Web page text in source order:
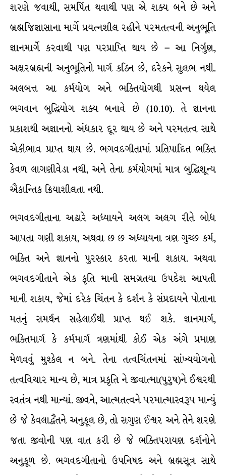
શરણે જવાથી, સમર્પિત થવાથી પણ એ શક્ય બને છે અને
બ્રહ્મજિજ્ઞાસાના માર્ગે પ્રયત્નશીલ રહીને પરમતત્વની અનુભૂતિ
જ્ઞાનમાર્ગે કરવાથી પણ પરપ્રાપ્તિ થાય છે – આ નિર્ગુણ,
અક્ષરબ્રહ્મની અનુભૂતિનો માર્ગ કઠિન છે, દરેકને સુલભ નથી.
અલબત્ત આ કર્મયોગ અને ભક્તિયોગથી પ્રસન્ન થયેલ
ભગવાન બુદ્ધિયોગ શક્ય બનાવે છે (10.10). તે જ્ઞાનના
પ્રકાશથી અજ્ઞાનનો અંધકાર દૂર થાય છે અને પરમતત્વ સાથે
એકીભાવ પ્રાપ્ત થાય છે. ભગવદગીતામાં પ્રતિપાદિત ભક્તિ
કેવળ લાગણીવેડા નથી, અને તેના કર્મયોગમાં માત્ર બુદ્ધિશૂન્ય
ઐકાન્તિક ક્રિયાશીલતા નથી.
ભગવદગીતાના અઢારે અધ્યાયને અલગ અલગ રીતે બોધ
આપતા ગણી શકાય, અથવા છ છ અધ્યાયના ત્રણ ગુચ્છ કર્મ,
ભક્તિ અને જ્ઞાનનો પુરસ્કાર કરતા માની શકાય. અથવા
ભગવદગીતાને એક કૃતિ માની સમગ્રતયા ઉપદેશ આપતી
માની શકાય, જેમાં દરેક ચિંતન કે દર્શન કે સંપ્રદાયને પોતાના
મતનું સમર્થન સહેલાઈથી પ્રાપ્ત થઈ શકે. જ્ઞાનમાર્ગ,
ભક્તિમાર્ગ કે કર્મમાર્ગ ત્રણમાંથી કોઈ એક અંગે પ્રમાણ
મેળવવું મુશ્કેલ ન બને. તેના તત્વચિંતનમાં સાંખ્યયોગનો
તત્વવિચાર માન્ય છે, માત્ર પ્રકૃતિ ને જીવાત્મા(પુરુષ)ને ઈશ્વરથી
સ્વતંત્ર નથી માન્યાં. જીવને, આત્મતત્વને પરમાત્માસ્વરૂપ માન્યું
છે જે કેવલાદ્વૈતને અનુકૂલ છે, તો સગુણ ઈશ્વર અને તેને શરણે
જતા જીવોની પણ વાત કરી છે જે ભક્તિપરાયણ દર્શનોને
અનુકૂળ છે. ભગવદગીતાનો ઉપનિષદ અને બ્રહ્મસૂત્ર સાથે